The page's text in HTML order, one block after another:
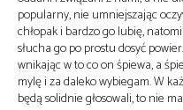
popularny, nie umniejszając
chłopak i bardzo go lubię,
słucha go po prostu dosyć
wnikając w to co on śpiewa, a
mylę i za daleko wybiegam. W
będą solidnie głosowali, to nie